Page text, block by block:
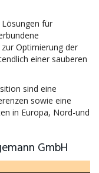
für
Optimierung der
einer sauberen
sind eine
sowie eine
in Europa, Nord-und
GmbH